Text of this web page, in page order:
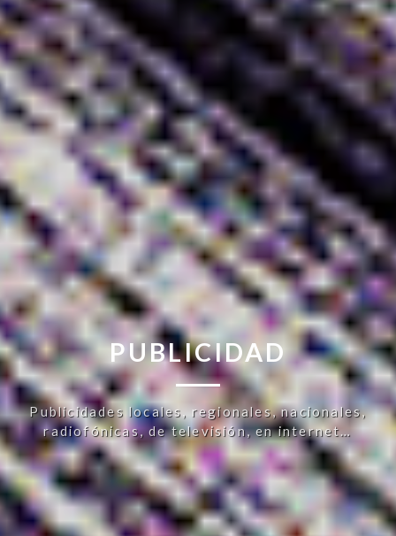
PUBLICIDAD
Publicidades locales, regionales, nacionales,
radiofónicas, de televisión, en internet…